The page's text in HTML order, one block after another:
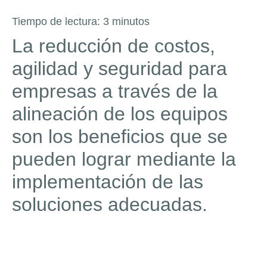
Tiempo de lectura: 3 minutos
La reducción de costos,
agilidad y seguridad para
empresas a través de la
alineación de los equipos
son los beneficios que se
pueden lograr mediante la
implementación de las
soluciones adecuadas.